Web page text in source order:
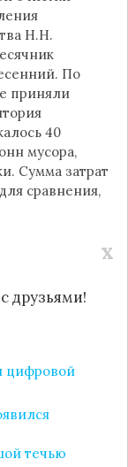
Н.Н.
По
приняли
40
мусора,
Сумма затрат
сравнения,
x
друзьями!